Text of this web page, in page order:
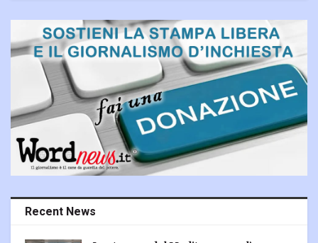
Recent News